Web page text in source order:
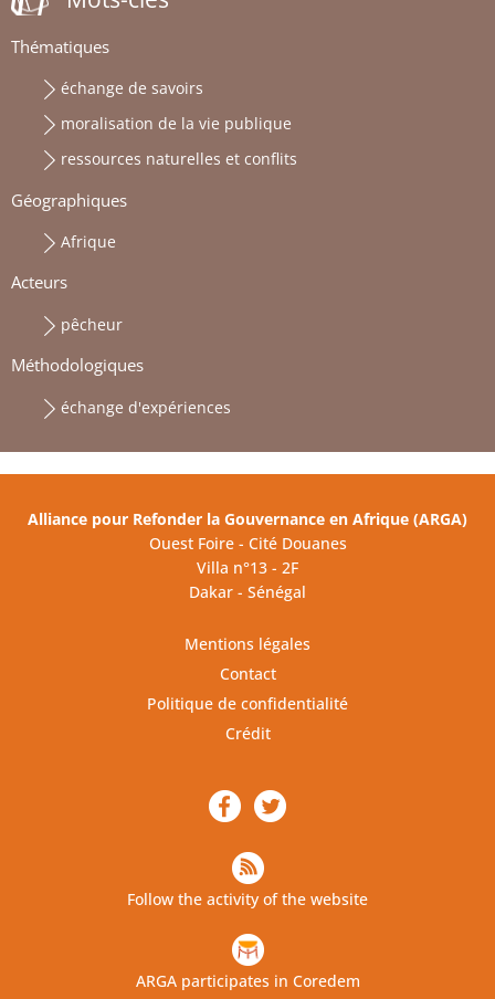
Thématiques
échange de savoirs
moralisation de la vie publique
ressources naturelles et conflits
Géographiques
Afrique
Acteurs
pêcheur
Méthodologiques
échange d'expériences
Alliance pour Refonder la Gouvernance en Afrique (ARGA)
Ouest Foire - Cité Douanes
Villa n°13 - 2F
Dakar - Sénégal
Mentions légales
Contact
Politique de confidentialité
Crédit
Follow the activity of the website
ARGA participates in Coredem